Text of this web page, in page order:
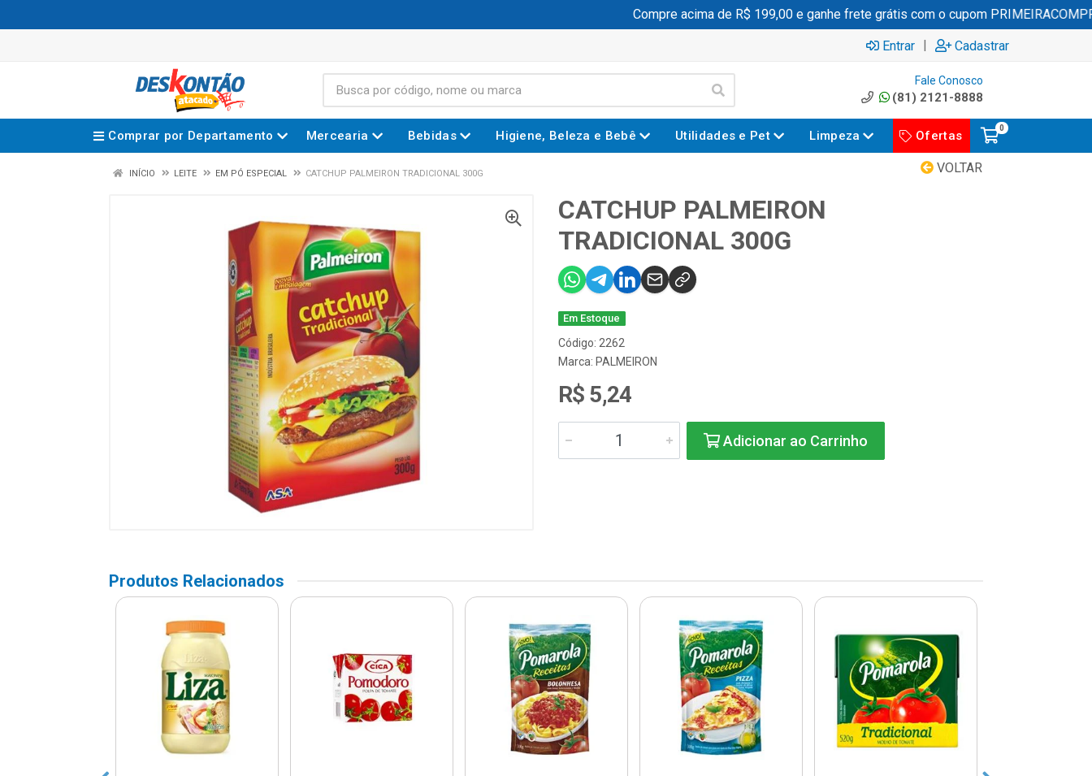
Compre acima de R$ 199,00 e ganhe frete grátis com o cupom PRIMEIRACOMPRA
Entrar | Cadastrar
Fale Conosco
(81) 2121-8888
Comprar por Departamento Mercearia Bebidas Higiene, Beleza e Bebê Utilidades e Pet Limpeza Ofertas
0
VOLTAR
INÍCIO LEITE EM PÓ ESPECIAL CATCHUP PALMEIRON TRADICIONAL 300G
CATCHUP PALMEIRON
TRADICIONAL 300G
Em Estoque
Código: 2262
Marca: PALMEIRON
R$ 5,24
Adicionar ao Carrinho
Produtos Relacionados